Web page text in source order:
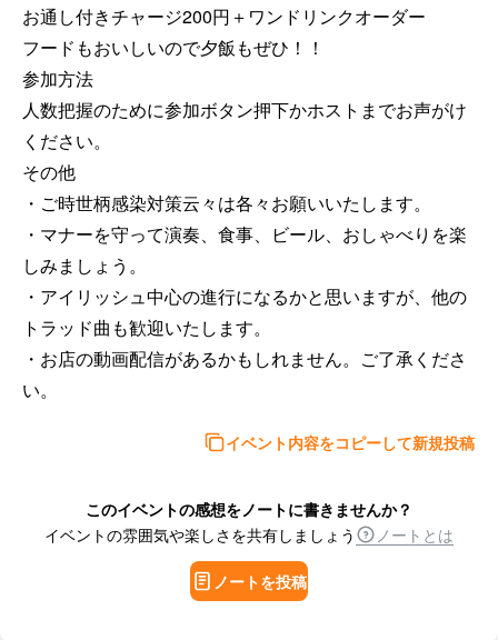
お通し付きチャージ200円＋ワンドリンクオーダー
フードもおいしいので夕飯もぜひ！！
参加方法
人数把握のために参加ボタン押下かホストまでお声がけ
ください。
その他
・ご時世柄感染対策云々は各々お願いいたします。
・マナーを守って演奏、食事、ビール、おしゃべりを楽
しみましょう。
・アイリッシュ中心の進行になるかと思いますが、他の
トラッド曲も歓迎いたします。
・お店の動画配信があるかもしれません。ご了承くださ
い。
イベント内容をコピーして新規投稿
このイベントの感想をノートに書きませんか？
イベントの雰囲気や楽しさを共有しましょう
ノートとは
ノートを投稿